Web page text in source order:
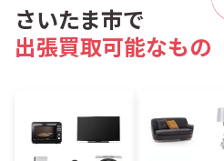
さいたま市で
出張買取可能なもの